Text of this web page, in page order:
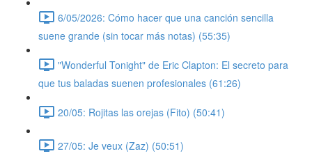
6/05/2026: Cómo hacer que una canción sencilla
suene grande (sin tocar más notas) (55:35)
"Wonderful Tonight" de Eric Clapton: El secreto para
que tus baladas suenen profesionales (61:26)
20/05: Rojitas las orejas (Fito) (50:41)
27/05: Je veux (Zaz) (50:51)